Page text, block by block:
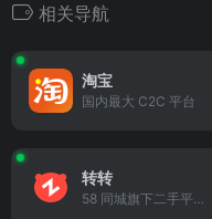
相关导航
淘宝
国内最大 C2C 平台
转转
58 同城旗下二手平台，提供「验机报告」和「微信担保交易」，2025 年新增「校园专区」和「企业回收」服务。3C 数码品类交易占比超 60%，支持上门取件。